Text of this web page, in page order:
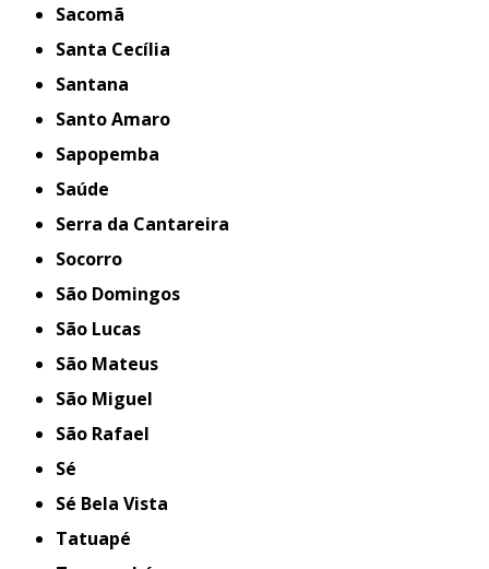
Sacomã
Santa Cecília
Santana
Santo Amaro
Sapopemba
Saúde
Serra da Cantareira
Socorro
São Domingos
São Lucas
São Mateus
São Miguel
São Rafael
Sé
Sé Bela Vista
Tatuapé